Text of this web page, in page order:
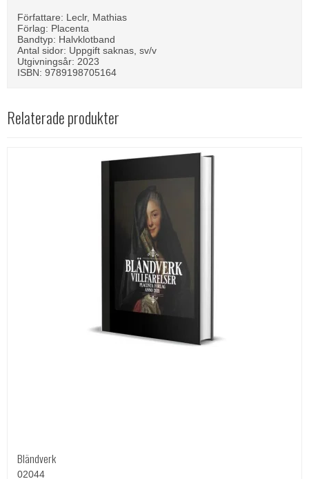
Författare: Leclr, Mathias
Förlag: Placenta
Bandtyp: Halvklotband
Antal sidor: Uppgift saknas, sv/v
Utgivningsår: 2023
ISBN: 9789198705164
Relaterade produkter
Bländverk
02044